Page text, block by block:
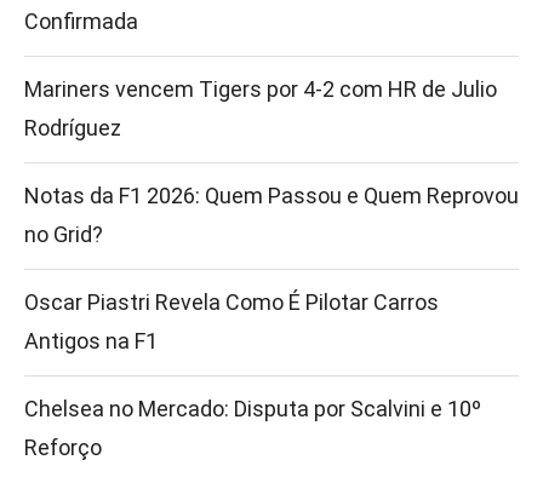
Confirmada
Mariners vencem Tigers por 4-2 com HR de Julio
Rodríguez
Notas da F1 2026: Quem Passou e Quem Reprovou
no Grid?
Oscar Piastri Revela Como É Pilotar Carros
Antigos na F1
Chelsea no Mercado: Disputa por Scalvini e 10º
Reforço